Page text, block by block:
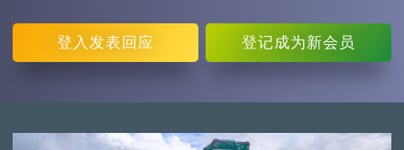
登入 发表回应 登记成为新会员